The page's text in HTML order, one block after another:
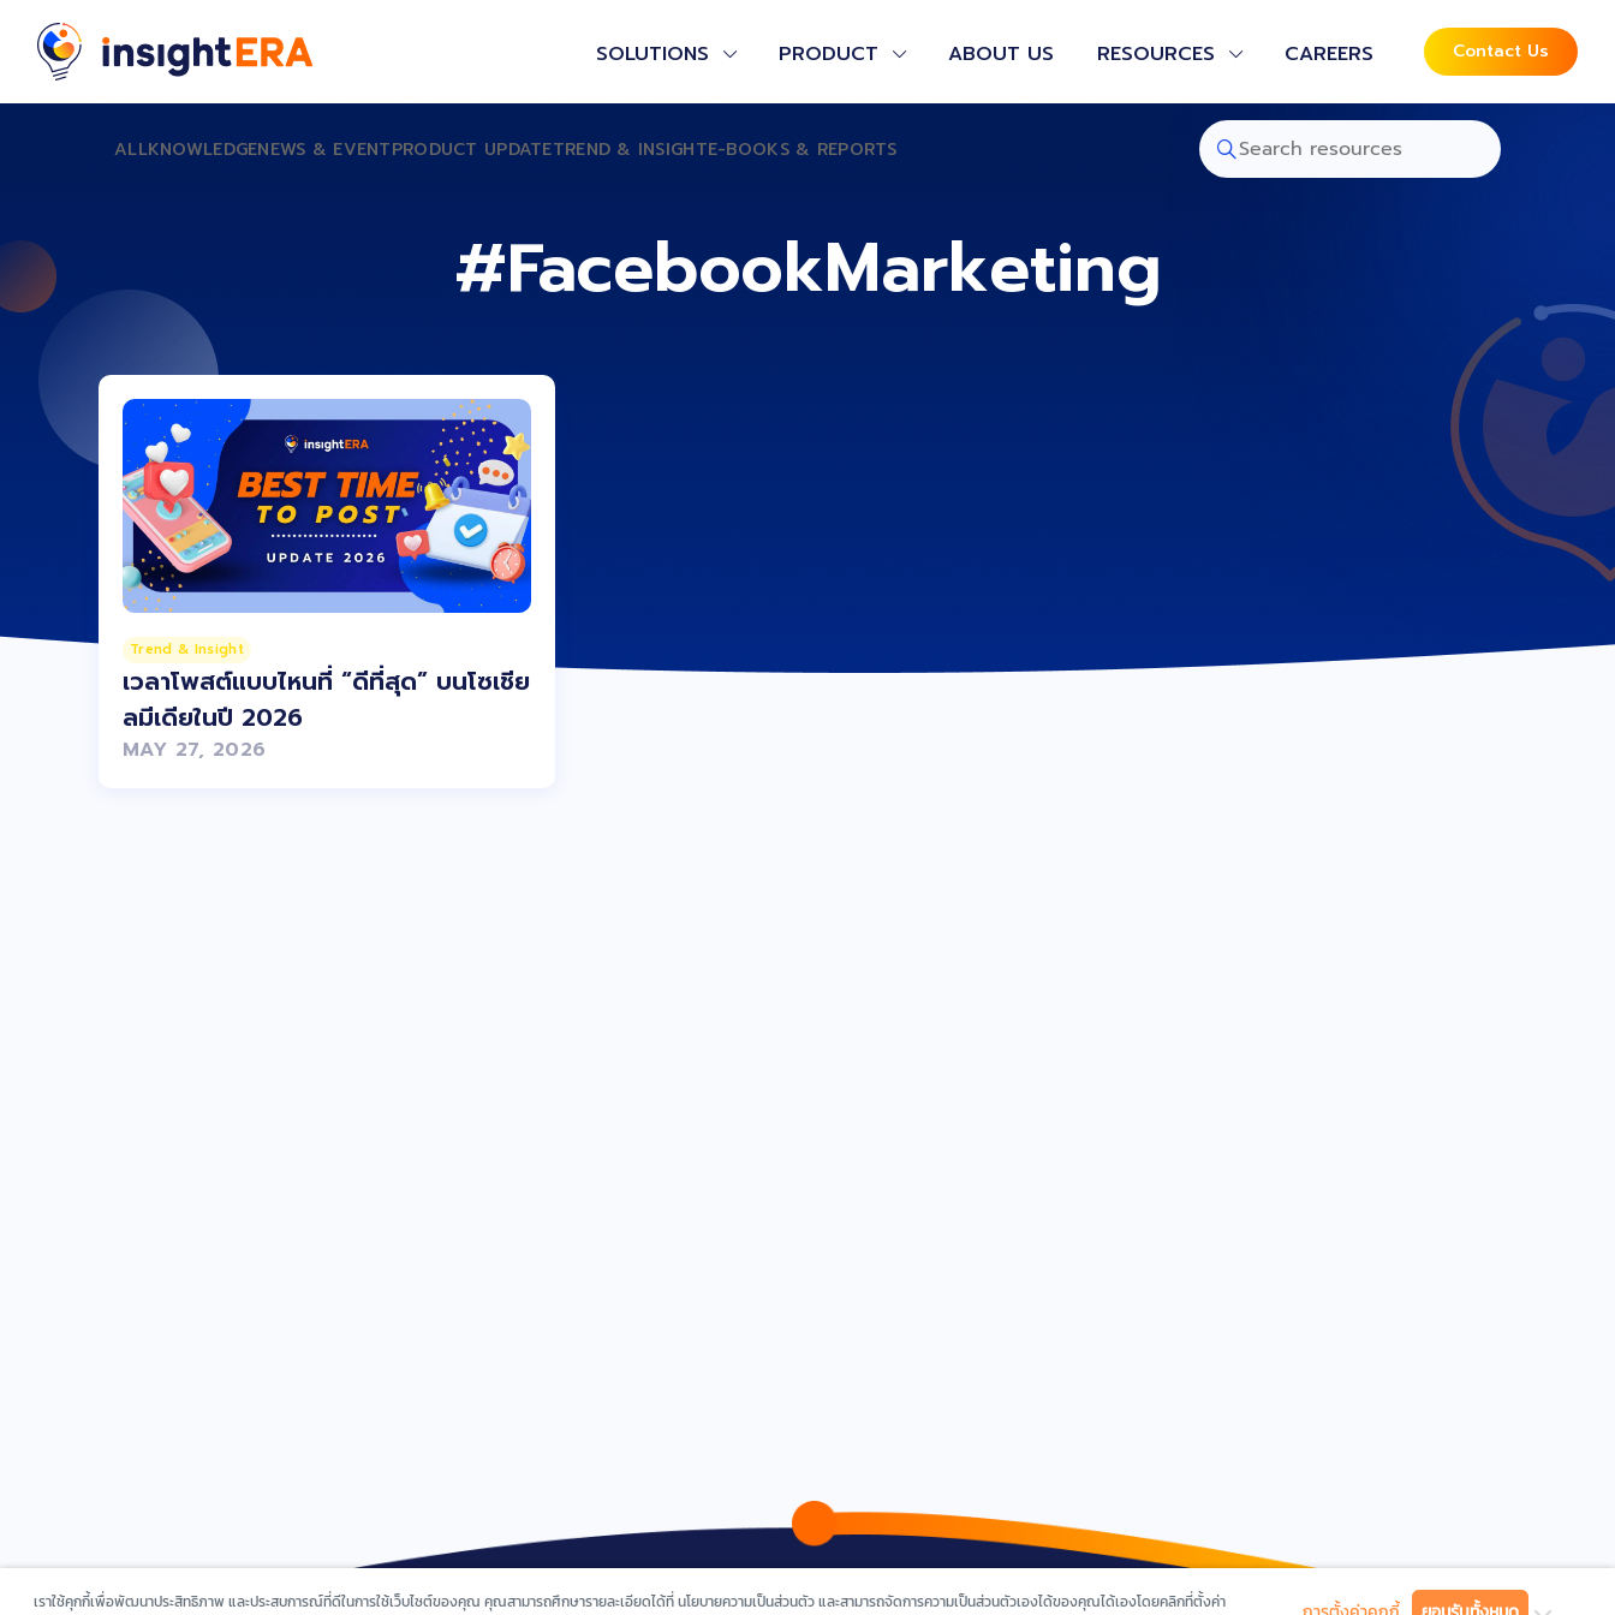
เราใช้คุกกี้เพื่อพัฒนาประสิทธิภาพ และประสบการณ์ที่ดีในการใช้เว็บไซต์ของคุณ คุณสามารถศึกษารายละเอียดได้ที่ นโยบายความเป็นส่วนตัว และสามารถจัดการความเป็นส่วนตัวเองได้ของคุณได้เองโดยคลิกที่ตั้งค่า
SOLUTIONS PRODUCT ABOUT US RESOURCES CAREERS Contact Us
ALLKNOWLEDGENEWS & EVENTPRODUCT UPDATETREND & INSIGHTE-BOOKS & REPORTS
#FacebookMarketing
Trend & Insight
เวลาโพสต์แบบไหนที่ “ดีที่สุด” บนโซเชีย
ลมีเดียในปี 2026
MAY 27, 2026